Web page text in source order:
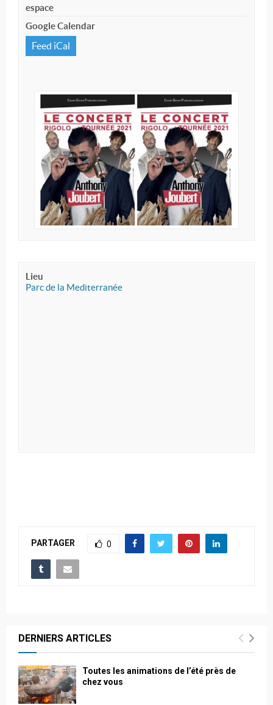
espace
Google Calendar
Feed iCal
Lieu
Parc de la Mediterranée
PARTAGER 0
DERNIERS ARTICLES
Toutes les animations de l’été près de
chez vous